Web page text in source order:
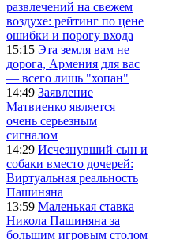
развлечений на свежем
воздухе: рейтинг по цене
ошибки и порогу входа
15:15 Эта земля вам не
дорога, Армения для вас
— всего лишь "хопан"
14:49 Заявление
Матвиенко является
очень серьезным
сигналом
14:29 Исчезнувший сын и
собаки вместо дочерей:
Виртуальная реальность
Пашиняна
13:59 Маленькая ставка
Никола Пашиняна за
большим игровым столом